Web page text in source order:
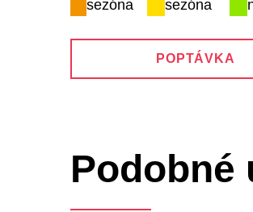
sezóna
sezóna
POPTÁVKA
Podobné